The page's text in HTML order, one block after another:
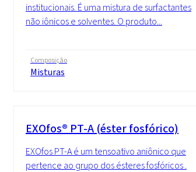
institucionais. É uma mistura de surfactantes
não iônicos e solventes. O produto...
Composição
Misturas
EXOfos® PT-A (éster fosfórico)
EXOfos PT-A é um tensoativo aniônico que
pertence ao grupo dos ésteres fosfóricos .